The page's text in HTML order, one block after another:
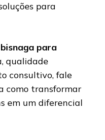
para
para
qualidade
consultivo, fale
como transformar
em um diferencial